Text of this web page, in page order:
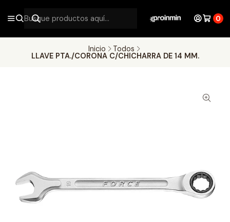
0
Inicio
Todos
LLAVE PTA./CORONA C/CHICHARRA DE 14 MM.